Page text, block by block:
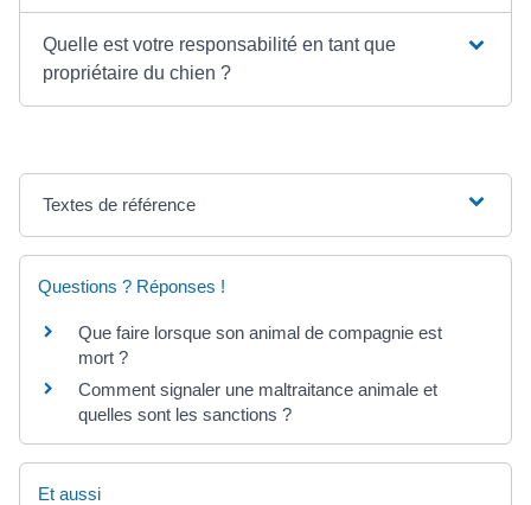
Quelle est votre responsabilité en tant que
propriétaire du chien ?
Textes de référence
Questions ? Réponses !
Que faire lorsque son animal de compagnie est
mort ?
Comment signaler une maltraitance animale et
quelles sont les sanctions ?
Et aussi